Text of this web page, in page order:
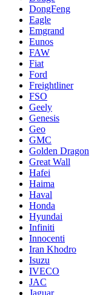
DongFeng
Eagle
Emgrand
Eunos
FAW
Fiat
Ford
Freightliner
FSO
Geely
Genesis
Geo
GMC
Golden Dragon
Great Wall
Hafei
Haima
Haval
Honda
Hyundai
Infiniti
Innocenti
Iran Khodro
Isuzu
IVECO
JAC